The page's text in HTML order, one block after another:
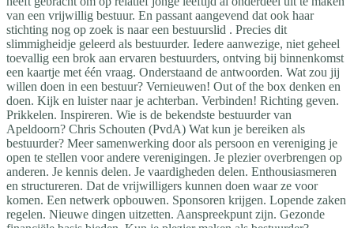
van een vrijwillig bestuur. En passant aangevend dat ook haar
stichting nog op zoek is naar een bestuurslid . Precies dit
slimmigheidje geleerd als bestuurder. Iedere aanwezige, niet geheel
toevallig een brok aan ervaren bestuurders, ontving bij binnenkomst
een kaartje met één vraag. Onderstaand de antwoorden. Wat zou jij
willen doen in een bestuur? Vernieuwen! Out of the box denken en
doen. Kijk en luister naar je achterban. Verbinden! Richting geven.
Prikkelen. Inspireren. Wie is de bekendste bestuurder van
Apeldoorn? Chris Schouten (PvdA) Wat kun je bereiken als
bestuurder? Meer samenwerking door als persoon en vereniging je
open te stellen voor andere verenigingen. Je plezier overbrengen op
anderen. Je kennis delen. Je vaardigheden delen. Enthousiasmeren
en structureren. Dat de vrijwilligers kunnen doen waar ze voor
komen. Een netwerk opbouwen. Sponsoren krijgen. Lopende zaken
regelen. Nieuwe dingen uitzetten. Aanspreekpunt zijn. Gezonde